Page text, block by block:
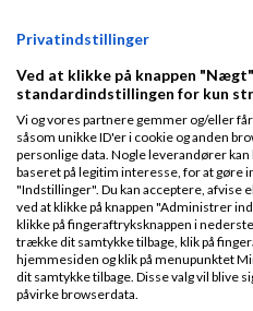
Dinero
Opret nemt og hurtigt
Lav gratis bruger på
www.dinero.dk
Nye ekspertblog-indlæg
Privatindstillinger
Ved at klikke på knappen
standardindstillingen for kun
Vi og vores partnere gemmer og/eller
såsom unikke ID'er i cookie og anden
personlige data. Nogle leverandører
baseret på legitim interesse, for at gøre
"Indstillinger". Du kan acceptere,
ved at klikke på knappen "Administrer
klikke på fingeraftryksknappen i
trække dit samtykke tilbage, klik på
hjemmesiden og klik på menupunktet
dit samtykke tilbage. Disse valg vil blive
påvirke browserdata.